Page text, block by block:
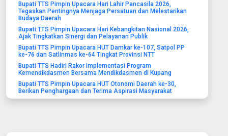
Bupati TTS Pimpin Upacara Hari Lahir Pancasila 2026,
Tegaskan Pentingnya Menjaga Persatuan dan Melestarikan
Budaya Daerah
Bupati TTS Pimpin Upacara Hari Kebangkitan Nasional 2026,
Ajak Tingkatkan Sinergi dan Pelayanan Publik
Bupati TTS Pimpin Upacara HUT Damkar ke-107, Satpol PP
ke-76 dan Satlinmas ke-64 Tingkat Provinsi NTT
Bupati TTS Hadiri Rakor Implementasi Program
Kemendikdasmen Bersama Mendikdasmen di Kupang
Bupati TTS Pimpin Upacara HUT Otonomi Daerah ke-30,
Berikan Penghargaan dan Terima Aspirasi Masyarakat